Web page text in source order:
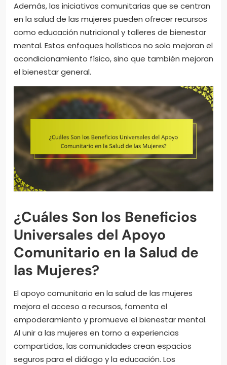
Además, las iniciativas comunitarias que se centran
en la salud de las mujeres pueden ofrecer recursos
como educación nutricional y talleres de bienestar
mental. Estos enfoques holísticos no solo mejoran el
acondicionamiento físico, sino que también mejoran
el bienestar general.
¿Cuáles Son los Beneficios
Universales del Apoyo
Comunitario en la Salud de
las Mujeres?
El apoyo comunitario en la salud de las mujeres
mejora el acceso a recursos, fomenta el
empoderamiento y promueve el bienestar mental.
Al unir a las mujeres en torno a experiencias
compartidas, las comunidades crean espacios
seguros para el diálogo y la educación. Los